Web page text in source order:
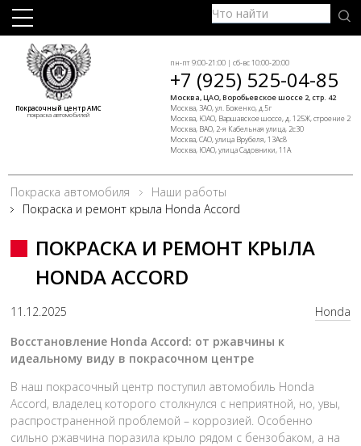
Покрасочный центр АМС
покраска автомобилей
пн-пт 9:00-21:00 | сб-вс 10:00-20:00
+7 (925) 525-04-85
Москва, ЦАО, Воробьевское шоссе 2, стр. 42
Москва, ЗАО, ул. Боженко, д.5г
Москва, ЮАО, Варшавское шоссе, д. 125Ж, строение 2
Москва, ВАО, 2-я Кабельная улица, 2с30
Москва, САО, улица Врубеля, 13Ас8
Москва, ЮАО, улица Садовники, 11А
Покраска автомобиля
Наши работы
Покраска и ремонт крыла Honda Accord
ПОКРАСКА И РЕМОНТ КРЫЛА
HONDA ACCORD
11.12.2025
Honda
Восстановление Honda Accord: от ржавчины к
идеальному виду в покрасочном центре
В наш покрасочный центр поступил автомобиль Honda
Accord, владелец которого столкнулся с неприятной, но, увы,
распространенной проблемой – коррозией. Особенно
сильно ржавчина поразила крыло рядом с бензобаком, а на